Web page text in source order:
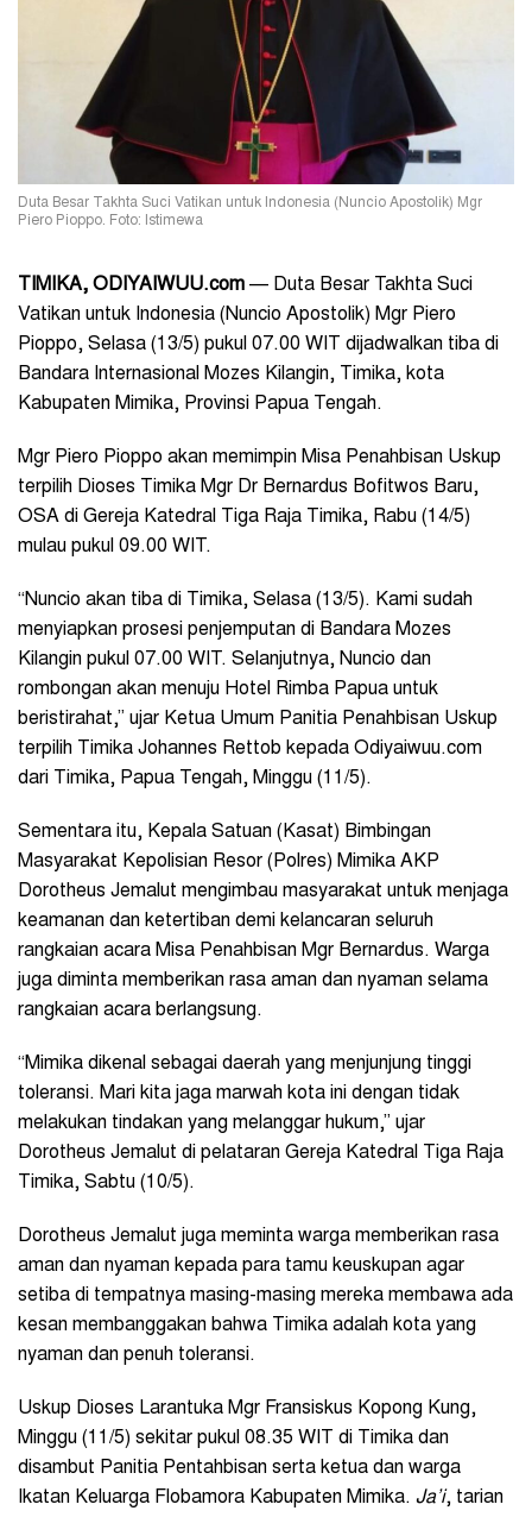
Duta Besar Takhta Suci Vatikan untuk Indonesia (Nuncio Apostolik) Mgr
Piero Pioppo. Foto: Istimewa
TIMIKA, ODIYAIWUU.com — Duta Besar Takhta Suci
Vatikan untuk Indonesia (Nuncio Apostolik) Mgr Piero
Pioppo, Selasa (13/5) pukul 07.00 WIT dijadwalkan tiba di
Bandara Internasional Mozes Kilangin, Timika, kota
Kabupaten Mimika, Provinsi Papua Tengah.
Mgr Piero Pioppo akan memimpin Misa Penahbisan Uskup
terpilih Dioses Timika Mgr Dr Bernardus Bofitwos Baru,
OSA di Gereja Katedral Tiga Raja Timika, Rabu (14/5)
mulau pukul 09.00 WIT.
“Nuncio akan tiba di Timika, Selasa (13/5). Kami sudah
menyiapkan prosesi penjemputan di Bandara Mozes
Kilangin pukul 07.00 WIT. Selanjutnya, Nuncio dan
rombongan akan menuju Hotel Rimba Papua untuk
beristirahat,” ujar Ketua Umum Panitia Penahbisan Uskup
terpilih Timika Johannes Rettob kepada Odiyaiwuu.com
dari Timika, Papua Tengah, Minggu (11/5).
Sementara itu, Kepala Satuan (Kasat) Bimbingan
Masyarakat Kepolisian Resor (Polres) Mimika AKP
Dorotheus Jemalut mengimbau masyarakat untuk menjaga
keamanan dan ketertiban demi kelancaran seluruh
rangkaian acara Misa Penahbisan Mgr Bernardus. Warga
juga diminta memberikan rasa aman dan nyaman selama
rangkaian acara berlangsung.
“Mimika dikenal sebagai daerah yang menjunjung tinggi
toleransi. Mari kita jaga marwah kota ini dengan tidak
melakukan tindakan yang melanggar hukum,” ujar
Dorotheus Jemalut di pelataran Gereja Katedral Tiga Raja
Timika, Sabtu (10/5).
Dorotheus Jemalut juga meminta warga memberikan rasa
aman dan nyaman kepada para tamu keuskupan agar
setiba di tempatnya masing-masing mereka membawa ada
kesan membanggakan bahwa Timika adalah kota yang
nyaman dan penuh toleransi.
Uskup Dioses Larantuka Mgr Fransiskus Kopong Kung,
Minggu (11/5) sekitar pukul 08.35 WIT di Timika dan
disambut Panitia Pentahbisan serta ketua dan warga
Ikatan Keluarga Flobamora Kabupaten Mimika. Ja’i, tarian